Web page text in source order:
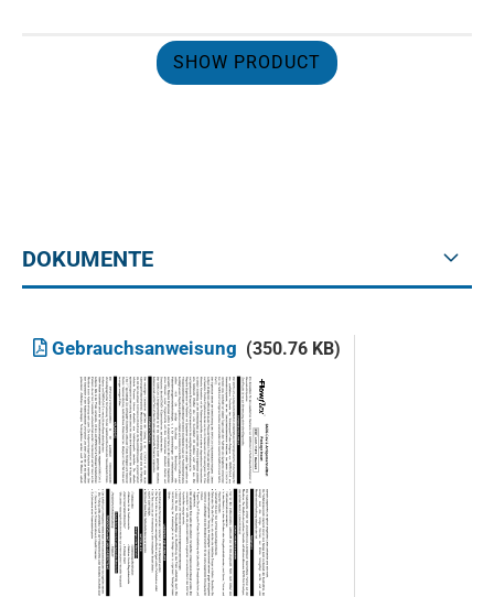
SHOW PRODUCT
DOKUMENTE
Gebrauchsanweisung (350.76 KB)